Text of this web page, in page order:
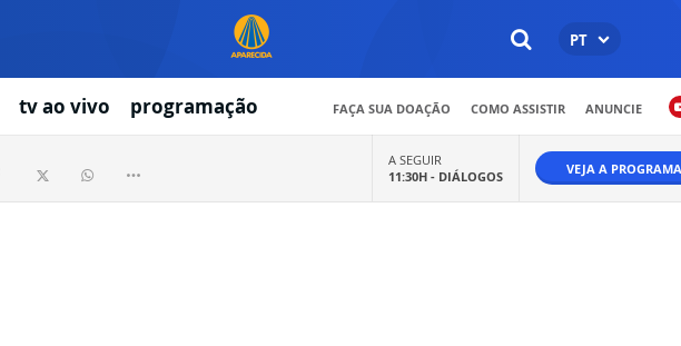
PT
tv ao vivo programação FAÇA SUA DOAÇÃO COMO ASSISTIR ANUNCIE
A SEGUIR
11:30H - DIÁLOGOS VEJA A